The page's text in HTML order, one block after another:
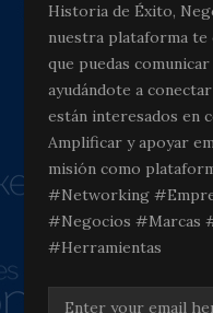
Historia de Éxito,
nuestra plataforma te
que puedas
ayudándote a
están interesados en
Amplificar y apoyar
misión como
#Networking
#Negocios #Marcas
#Herramientas